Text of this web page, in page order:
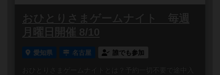
おひとりさまゲームナイト 毎週
月曜日開催 8/10
愛知県 名古屋 誰でも参加
おひとりさまゲームナイトとは？予約一切不要で途中入